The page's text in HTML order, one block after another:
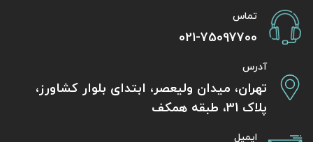
تماس
021-75097700
آدرس
تهران، میدان ولیعصر، ابتدای بلوار کشاورز،
پلاک 31، طبقه همکف
ایمیل